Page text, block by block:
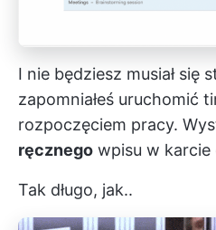
I nie będziesz musiał się
zapomniałeś uruchomić
rozpoczęciem pracy.
ręcznego wpisu w karcie
Tak długo, jak..